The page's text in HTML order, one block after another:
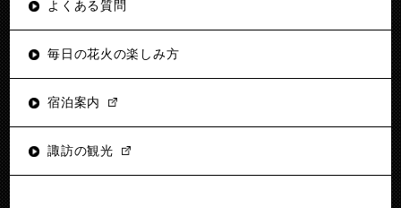
よくある質問
毎日の花火の楽しみ方
宿泊案内
諏訪の観光